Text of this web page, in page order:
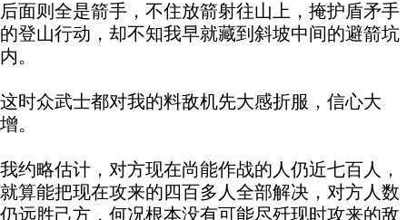
后面则全是箭手，不住放箭射往山上，掩护盾矛手
的登山行动，却不知我早就藏到斜坡中间的避箭坑
内。
这时众武士都对我的料敌机先大感折服，信心大
增。
我约略估计，对方现在尚能作战的人仍近七百人，
就算能把现在攻来的四百多人全部解决，对方人数
仍远胜己方，何况根本没有可能尽歼现时攻来的敌